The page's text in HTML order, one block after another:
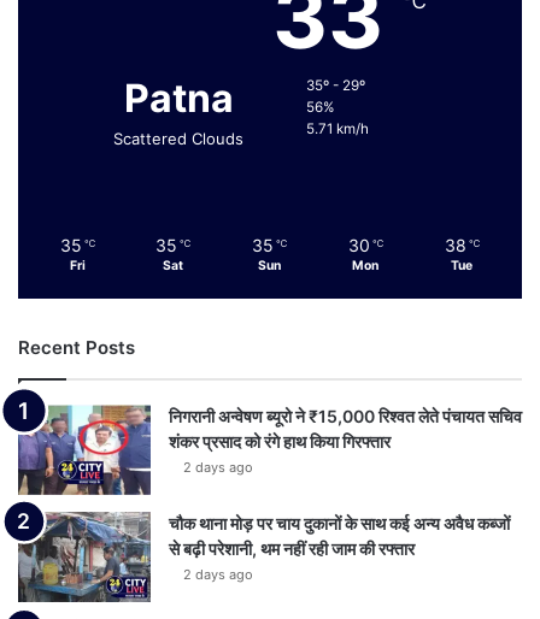
Patna
Scattered Clouds
35º - 29º
56%
5.71 km/h
35 ℃
Fri
35 ℃
Sat
35 ℃
Sun
30 ℃
Mon
38 ℃
Tue
Recent Posts
निगरानी अन्वेषण ब्यूरो ने ₹15,000 रिश्वत लेते पंचायत सचिव
शंकर प्रसाद को रंगे हाथ किया गिरफ्तार
2 days ago
चौक थाना मोड़ पर चाय दुकानों के साथ कई अन्य अवैध कब्जों
से बढ़ी परेशानी, थम नहीं रही जाम की रफ्तार
2 days ago